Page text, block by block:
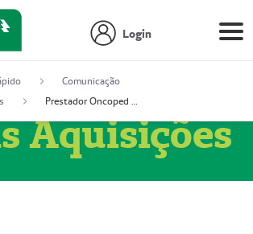
Login
Comunicação
Prestador Oncoped Serviços Médicos (51004335-0)
Aquisições